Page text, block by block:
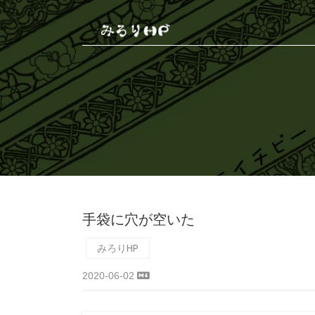
手袋に穴が空いた
みろりHP
2020-06-02